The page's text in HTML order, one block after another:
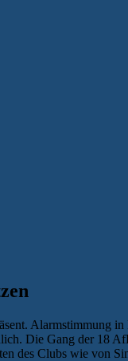
Alarmstimmung
Die Gang der
des Clubs wie von